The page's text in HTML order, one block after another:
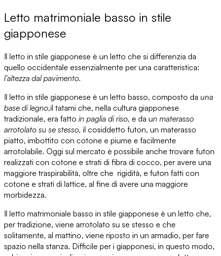
Letto matrimoniale basso in stile
giapponese
Il letto in stile giapponese è un letto che si differenzia da
quello occidentale essenzialmente per una caratteristica:
l’altezza dal pavimento.
Il letto in stile giapponese è un letto basso, composto da una
base di legno,il tatami che, nella cultura giapponese
tradizionale, era fatto in paglia di riso, e da un materasso
arrotolato su se stesso, il cosiddetto futon, un materasso
piatto, imbottito con cotone e piume e facilmente
arrotolabile. Oggi sul mercato è possibile anche trovare futon
realizzati con cotone e strati di fibra di cocco, per avere una
maggiore traspirabilità, oltre che rigidità, e futon fatti con
cotone e strati di lattice, al fine di avere una maggiore
morbidezza.
Il letto matrimoniale basso in stile giapponese è un letto che,
per tradizione, viene arrotolato su se stesso e che
solitamente, al mattino, viene riposto in un armadio, per fare
spazio nella stanza. Difficile per i giapponesi, in questo modo,